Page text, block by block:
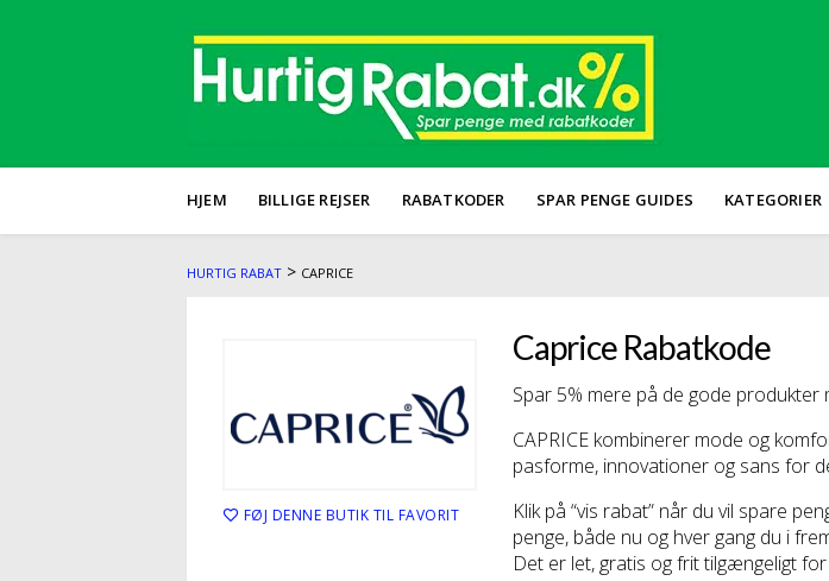
HJEM BILLIGE REJSER RABATKODER SPAR PENGE GUIDES KATEGORIER
HURTIG RABAT > CAPRICE
FØJ DENNE BUTIK TIL FAVORIT
Caprice Rabatkode
Spar 5% mere på de gode
CAPRICE kombinerer mode og
pasforme, innovationer og sans for
Klik på “vis rabat” når du vil spare
penge, både nu og hver gang du i
Det er let, gratis og frit tilgængeligt for